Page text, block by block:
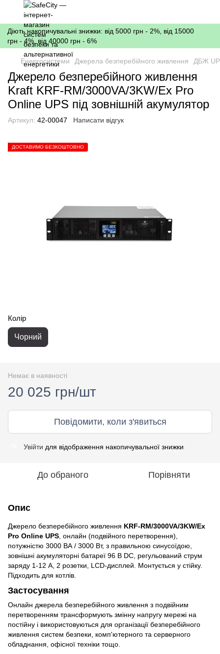
Діють накопичувальні знижки: від 5000 грн - 2%, від 15000
грн - 4%, від 40000 грн - 6%
Енергосистеми Джерела безперебійного живлення ДБЖ
Джерело безперебійного живлення
Kraft KRF-RM/3000VA/3KW/Ex Pro
Online UPS під зовнішній акумулятор
Артикул: 42-00047 Написати відгук
ДОСТАВИМО БЕЗКОШТОВНО
Колір
Чорний
Немає в наявності
20 025 грн/шт
Повідомити, коли з'явиться
Увійти для відображення накопичувальної знижки
До обраного Порівняти
Опис
Джерело безперебійного живлення KRF-RM/3000VA/3KW/Ex
Pro Online UPS , онлайн (подвійного перетворення),
потужністю 3000 ВА / 3000 Вт, з правильною синусоїдою,
зовнішні акумуляторні батареї 96 В DC, регульований струм
заряду 1-12 А, 2 розетки, LCD-дисплей. Монтується у стійку.
Підходить для котлів.
Застосування
Онлайн джерела безперебійного живлення з подвійним
перетворенням трансформують змінну напругу мережі на
постійну і використовуються для організації безперебійного
живлення систем безпеки, комп'ютерного та серверного
обладнання, офісної техніки тощо.